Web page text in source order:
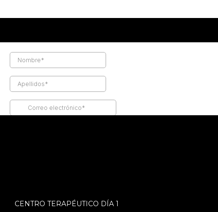
CENTRO TERAPÉUTICO DÍA 1